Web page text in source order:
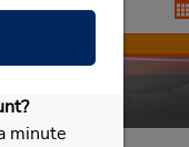
minute